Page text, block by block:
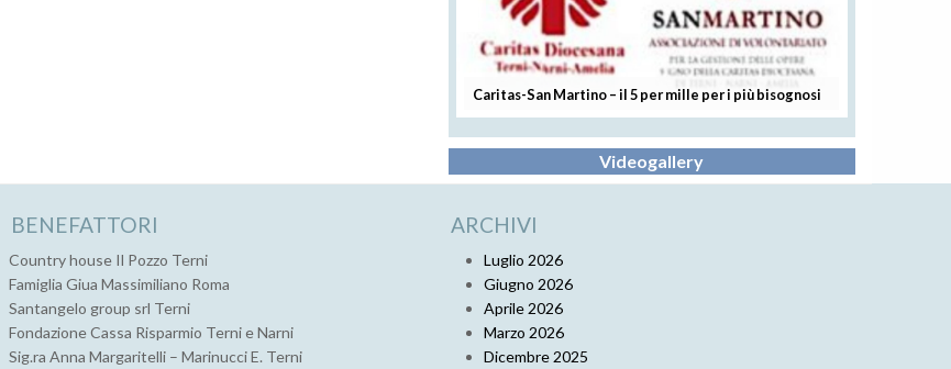
Caritas-San Martino – il 5 per mille per i più bisognosi
Videogallery
BENEFATTORI
Country house Il Pozzo Terni
Famiglia Giua Massimiliano Roma
Santangelo group srl Terni
Fondazione Cassa Risparmio Terni e Narni
Sig.ra Anna Margaritelli – Marinucci E. Terni
ARCHIVI
Luglio 2026
Giugno 2026
Aprile 2026
Marzo 2026
Dicembre 2025